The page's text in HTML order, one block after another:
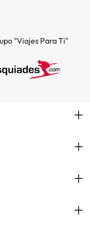
"Viajes Para Ti"